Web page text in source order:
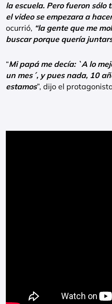
la escuela. Pero fueron sólo
el video se empezara a
ocurrió, “la gente que me
buscar porque quería
“Mi papá me decía: `A lo
un mes´, y pues nada, 10
estamos”, dijo el